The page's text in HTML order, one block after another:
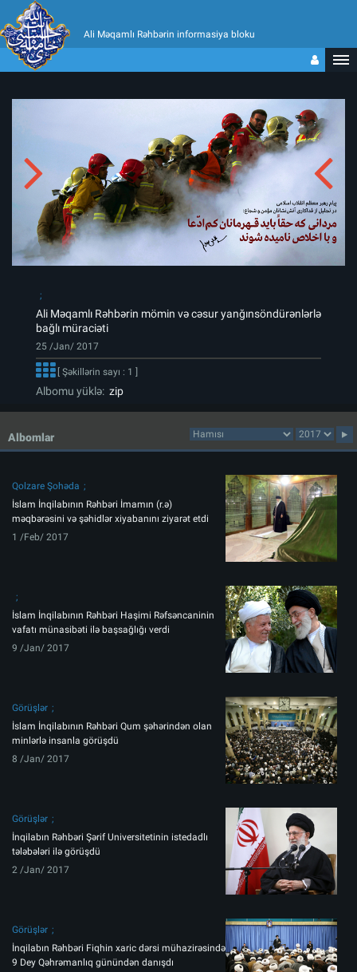
Ali Məqamlı Rəhbərin informasiya bloku
Ali Məqamlı Rəhbərin mömin və cəsur yanğınsöndürənlərlə
bağlı müraciəti
25 /Jan/ 2017
[ Şəkillərin sayı : 1 ]
Albomu yüklə: zip
Albomlar
Qolzare Şohəda
İslam İnqilabının Rəhbəri İmamın (r.ə)
məqbərəsini və şəhidlər xiyabanını ziyarət etdi
1 /Feb/ 2017
İslam İnqilabının Rəhbəri Haşimi Rəfsəncaninin
vafatı münasibəti ilə başsağlığı verdi
9 /Jan/ 2017
Görüşlər
İslam İnqilabının Rəhbəri Qum şəhərindən olan
minlərlə insanla görüşdü
8 /Jan/ 2017
Görüşlər
İnqilabın Rəhbəri Şərif Universitetinin istedadlı
tələbələri ilə görüşdü
2 /Jan/ 2017
Görüşlər
İnqilabın Rəhbəri Fiqhin xaric dərsi mühazirəsində
9 Dey Qəhrəmanlıq günündən danışdı